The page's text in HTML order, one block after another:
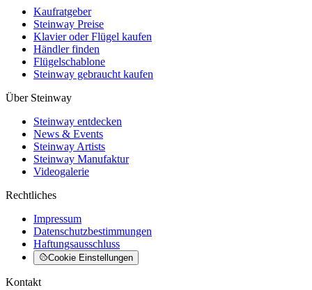
Kaufratgeber
Steinway Preise
Klavier oder Flügel kaufen
Händler finden
Flügelschablone
Steinway gebraucht kaufen
Über Steinway
Steinway entdecken
News & Events
Steinway Artists
Steinway Manufaktur
Videogalerie
Rechtliches
Impressum
Datenschutzbestimmungen
Haftungsausschluss
Cookie Einstellungen
Kontakt